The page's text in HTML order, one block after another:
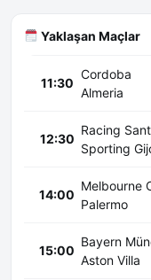
Yaklaşan Maçlar
11:30
Cordoba
Almeria
12:30
Racing
Sporting
14:00
Melbourne
Palermo
15:00
Bayern
Aston Villa